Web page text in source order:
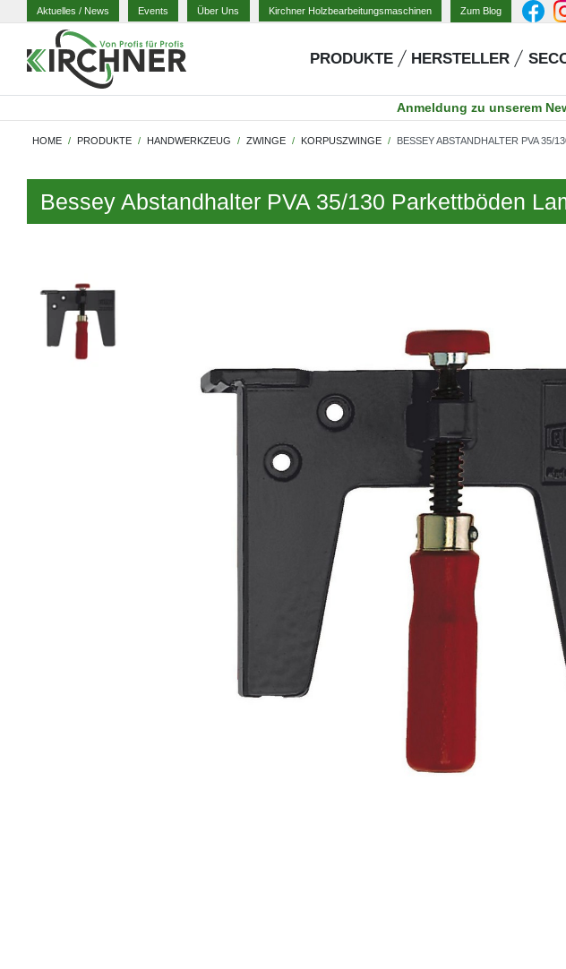
Aktuelles / News Events Über Uns Kirchner Holzbearbeitungsmaschinen Zum Blog
PRODUKTE HERSTELLER
Anmeldung zu unserem
HOME PRODUKTE HANDWERKZEUG ZWINGE KORPUSZWINGE BESSEY ABSTANDHALTER PVA 35/
Bessey Abstandhalter PVA 35/130 Parkettböden